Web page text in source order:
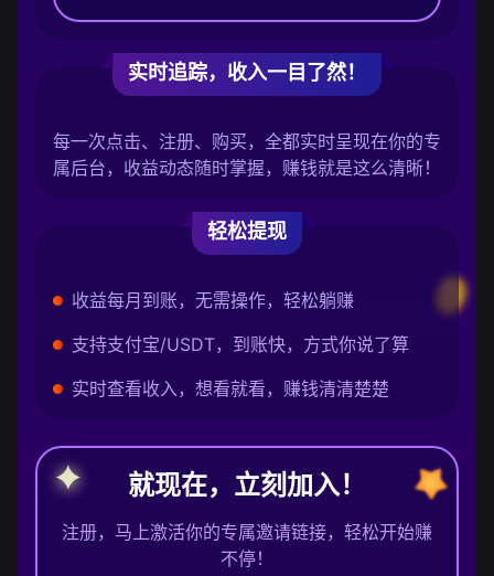
实时追踪，收入一目了然！
每一次点击、注册、购买，全都实时呈现在你的专
属后台，收益动态随时掌握，赚钱就是这么清晰！
轻松提现
收益每月到账，无需操作，轻松躺赚
支持支付宝/USDT，到账快，方式你说了算
实时查看收入，想看就看，赚钱清清楚楚
就现在，立刻加入！
注册，马上激活你的专属邀请链接，轻松开始赚
不停！